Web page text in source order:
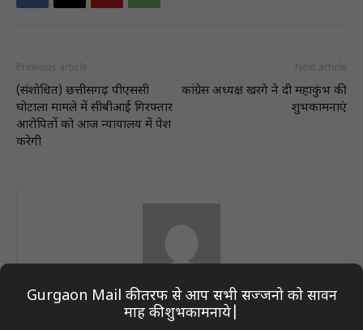
Previous article
(संशाेधित) छत्तीसगढ़ पीएससी
घोटाला मामले में सीबीआई गिरफ्तार
आरोपितों को आज न्यायालय में पेश
करेगी
Next article
कांग्रेस अध्यक्ष खरगे ने दी महाकुंभ की
शुभकामनाएं
Author On Desk
Gurgaon Mail की तरफ से आप सभी सज्जनो को सावन
माह की शुभकामनाये|